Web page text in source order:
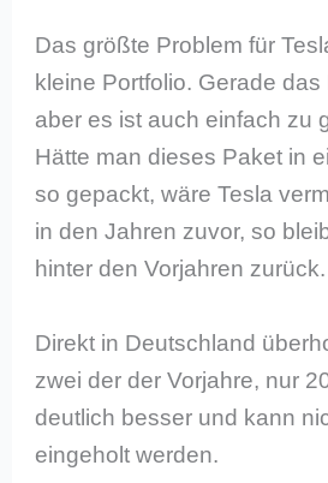
Das größte Problem für
kleine Portfolio. Gerade
aber es ist auch einfach zu
Hätte man dieses Paket in
so gepackt, wäre Tesla
in den Jahren zuvor, so
hinter den Vorjahren zurück.
Direkt in Deutschland
zwei der der Vorjahre, nur
deutlich besser und kann
eingeholt werden.